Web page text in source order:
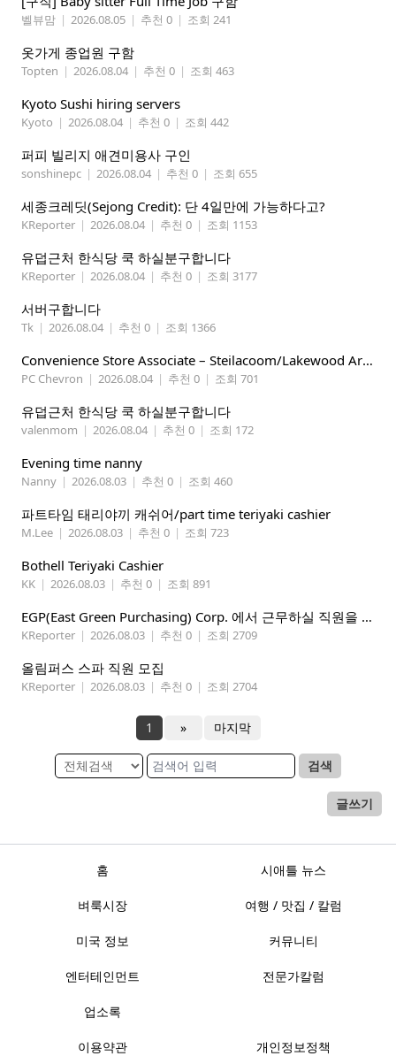
벨뷰맘 | 2026.08.05 | 추천 0 | 조회 241
옷가게 종업원 구함
Topten | 2026.08.04 | 추천 0 | 조회 463
Kyoto Sushi hiring servers
Kyoto | 2026.08.04 | 추천 0 | 조회 442
퍼피 빌리지 애견미용사 구인
sonshinepc | 2026.08.04 | 추천 0 | 조회 655
세종크레딧(Sejong Credit): 단 4일만에 가능하다고?
KReporter | 2026.08.04 | 추천 0 | 조회 1153
유덥근처 한식당 쿡 하실분구합니다
KReporter | 2026.08.04 | 추천 0 | 조회 3177
서버구합니다
Tk | 2026.08.04 | 추천 0 | 조회 1366
Convenience Store Associate – Steilacoom/Lakewood Area, $19 -$21/hr
PC Chevron | 2026.08.04 | 추천 0 | 조회 701
유덥근처 한식당 쿡 하실분구합니다
valenmom | 2026.08.04 | 추천 0 | 조회 172
Evening time nanny
Nanny | 2026.08.03 | 추천 0 | 조회 460
파트타임 태리야끼 캐쉬어/part time teriyaki cashier
M.Lee | 2026.08.03 | 추천 0 | 조회 723
Bothell Teriyaki Cashier
KK | 2026.08.03 | 추천 0 | 조회 891
EGP(East Green Purchasing) Corp. 에서 근무하실 직원을 아래와 같이 모집합니다.
KReporter | 2026.08.03 | 추천 0 | 조회 2709
올림퍼스 스파 직원 모집
KReporter | 2026.08.03 | 추천 0 | 조회 2704
1 » 마지막
검색
글쓰기
홈 시애틀 뉴스
벼룩시장 여행 / 맛집 / 칼럼
미국 정보 커뮤니티
엔터테인먼트 전문가칼럼
업소록
이용약관 개인정보정책